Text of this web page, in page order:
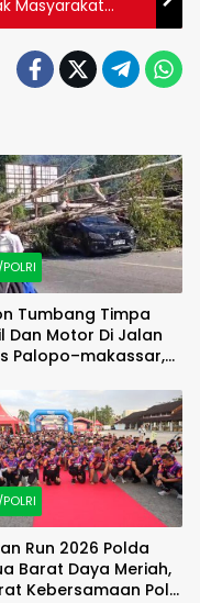
Masyarakat
Tumbang Timpa
Dan Motor Di Jalan
Palopo–makassar,
Run 2026 Polda
Barat Daya Meriah,
Kebersamaan Polri